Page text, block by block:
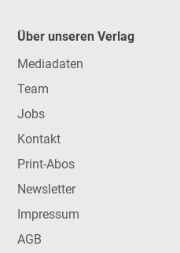
Über unseren Verlag
Mediadaten
Team
Jobs
Kontakt
Print-Abos
Newsletter
Impressum
AGB